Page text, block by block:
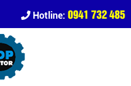
Hotline: 0941 732 485